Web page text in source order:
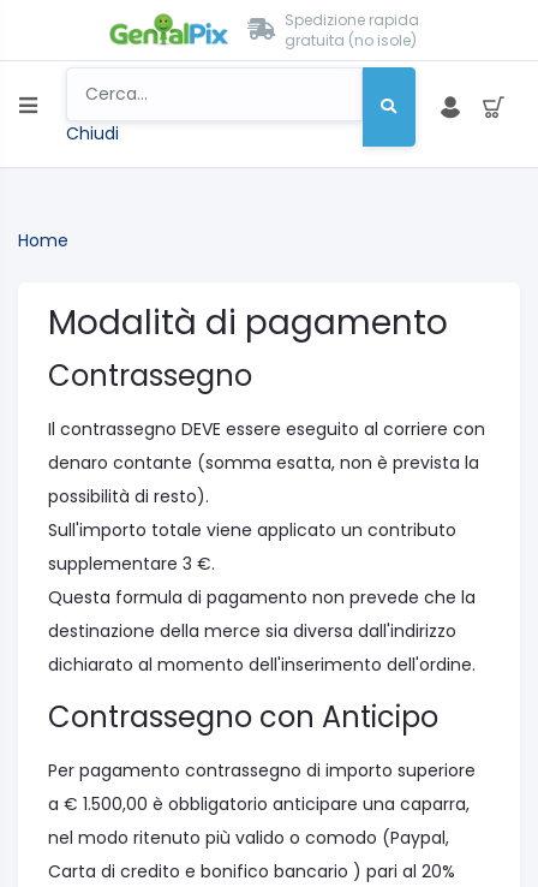
Spedizione rapida
gratuita (no isole)
Chiudi
Home
Modalità di pagamento
Contrassegno
Il contrassegno DEVE essere eseguito al corriere con
denaro contante (somma esatta, non è prevista la
possibilità di resto).
Sull'importo totale viene applicato un contributo
supplementare 3 €.
Questa formula di pagamento non prevede che la
destinazione della merce sia diversa dall'indirizzo
dichiarato al momento dell'inserimento dell'ordine.
Contrassegno con Anticipo
Per pagamento contrassegno di importo superiore
a € 1.500,00 è obbligatorio anticipare una caparra,
nel modo ritenuto più valido o comodo (Paypal,
Carta di credito e bonifico bancario ) pari al 20%